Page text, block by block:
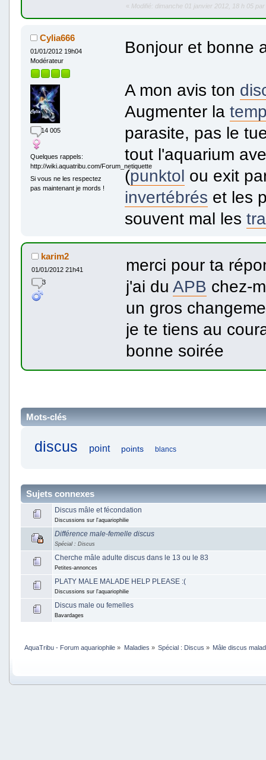
« Modifié: dimanche 01 janvier 2012, 18 h 05
Cylia666
01/01/2012 19h04
Modérateur
14 005
Quelques rappels:
http://wiki.aquatribu.com/Forum_netiquette
Si vous ne les respectez
pas maintenant je mords !
Bonjour et bonne
A mon avis ton
Augmenter la
parasite, pas le
tout l'aquarium
(punktol ou exit
invertébrés et les
souvent mal les
karim2
01/01/2012 21h41
3
merci pour ta
j'ai du APB chez-
un gros
je te tiens au
bonne soirée
Mots-clés
discus point points blancs
Sujets connexes
Discus mâle et fécondation
Discussions sur l'aquariophilie
Différence male-femelle discus
Spécial : Discus
Cherche mâle adulte discus dans le 13 ou le 83
Petites-annonces
PLATY MALE MALADE HELP PLEASE :(
Discussions sur l'aquariophilie
Discus male ou femelles
Bavardages
AquaTribu - Forum aquariophile » Maladies » Spécial : Discus » Mâle discus